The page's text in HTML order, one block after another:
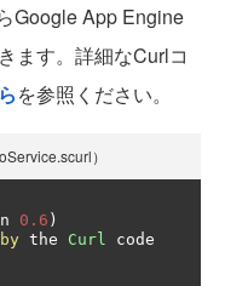
Google App Engine
ます。詳細なCurlコ
を参照ください。
）
0.6 )
by the Curl
code